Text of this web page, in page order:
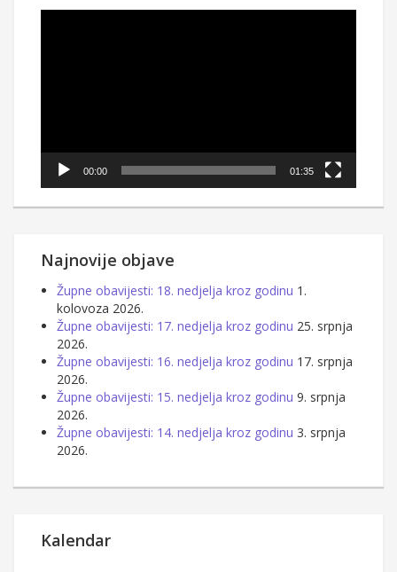
00:00 01:35
Najnovije objave
Župne obavijesti: 18. nedjelja kroz godinu 1.
kolovoza 2026.
Župne obavijesti: 17. nedjelja kroz godinu 25. srpnja
2026.
Župne obavijesti: 16. nedjelja kroz godinu 17. srpnja
2026.
Župne obavijesti: 15. nedjelja kroz godinu 9. srpnja
2026.
Župne obavijesti: 14. nedjelja kroz godinu 3. srpnja
2026.
Kalendar